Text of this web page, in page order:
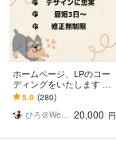
ホームページ、LPのコー
ディングをいたします レ
スポンシブ対応可能！素
早く丁寧にコーディング
いたします！
5.0 (280)
ひろ＠Webコーダー 20,000 円